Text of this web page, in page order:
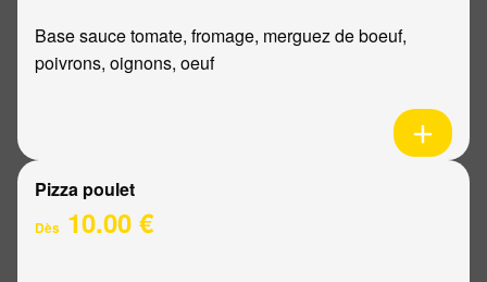
Base sauce tomate, fromage, merguez de boeuf,
poivrons, oignons, oeuf
Pizza poulet
Dès 10.00 €